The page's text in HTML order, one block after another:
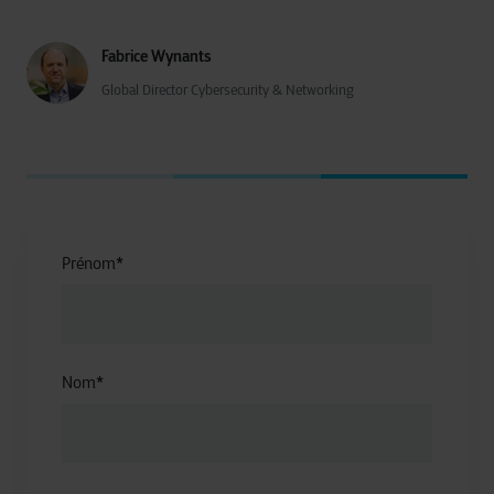
Fabrice Wynants
Global Director Cybersecurity & Networking
Prénom*
Nom*